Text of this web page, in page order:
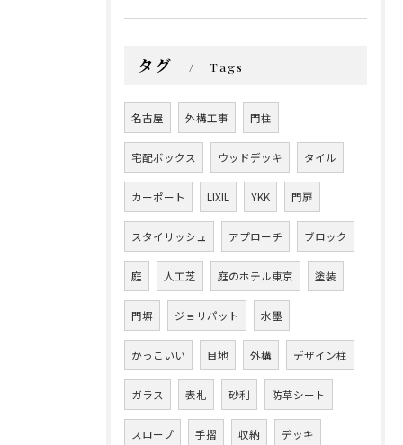
タグ Tags
名古屋 外構工事 門柱
宅配ボックス ウッドデッキ タイル
カーポート LIXIL YKK 門扉
スタイリッシュ アプローチ ブロック
庭 人工芝 庭のホテル東京 塗装
門塀 ジョリパット 水墨
かっこいい 目地 外構 デザイン柱
ガラス 表札 砂利 防草シート
スロープ 手摺 収納 デッキ